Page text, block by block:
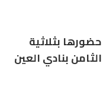
بثلاثية
بنادي العين